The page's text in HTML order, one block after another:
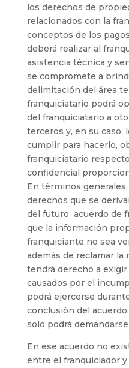
los derechos de
relacionados con la
conceptos de los
deberá realizar al
asistencia técnica y
se compromete a
delimitación del área
franquiciatario podrá
del franquiciatario a
terceros y, en su caso,
cumplir para hacerlo,
franquiciatario
confidencial
En términos
derechos que se
del futuro acuerdo de
que la información
franquiciante no sea
además de reclamar la
tendrá derecho a
causados por el
podrá ejercerse
conclusión del
solo podrá
En ese acuerdo no
entre el franquiciador